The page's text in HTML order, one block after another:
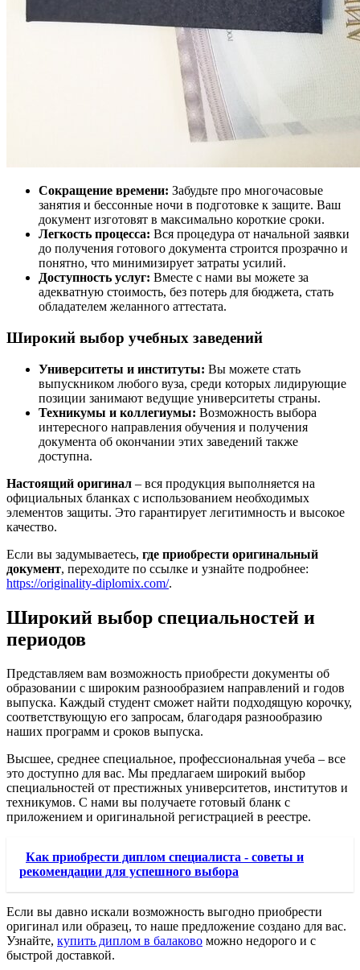
Сокращение времени: Забудьте про многочасовые
занятия и бессонные ночи в подготовке к защите. Ваш
документ изготовят в максимально короткие сроки.
Легкость процесса: Вся процедура от начальной заявки
до получения готового документа строится прозрачно и
понятно, что минимизирует затраты усилий.
Доступность услуг: Вместе с нами вы можете за
адекватную стоимость, без потерь для бюджета, стать
обладателем желанного аттестата.
Широкий выбор учебных заведений
Университеты и институты: Вы можете стать
выпускником любого вуза, среди которых лидирующие
позиции занимают ведущие университеты страны.
Техникумы и коллегиумы: Возможность выбора
интересного направления обучения и получения
документа об окончании этих заведений также
доступна.
Настоящий оригинал – вся продукция выполняется на
официальных бланках с использованием необходимых
элементов защиты. Это гарантирует легитимность и высокое
качество.
Если вы задумываетесь, где приобрести оригинальный
документ, переходите по ссылке и узнайте подробнее:
https://originality-diplomix.com/.
Широкий выбор специальностей и
периодов
Представляем вам возможность приобрести документы об
образовании с широким разнообразием направлений и годов
выпуска. Каждый студент сможет найти подходящую корочку,
соответствующую его запросам, благодаря разнообразию
наших программ и сроков выпуска.
Высшее, среднее специальное, профессиональная учеба – все
это доступно для вас. Мы предлагаем широкий выбор
специальностей от престижных университетов, институтов и
техникумов. С нами вы получаете готовый бланк с
приложением и оригинальной регистрацией в реестре.
Как приобрести диплом специалиста - советы и
рекомендации для успешного выбора
Если вы давно искали возможность выгодно приобрести
оригинал или образец, то наше предложение создано для вас.
Узнайте, купить диплом в балаково можно недорого и с
быстрой доставкой.